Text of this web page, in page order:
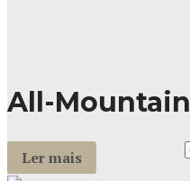
All-Mountain
Ler mais